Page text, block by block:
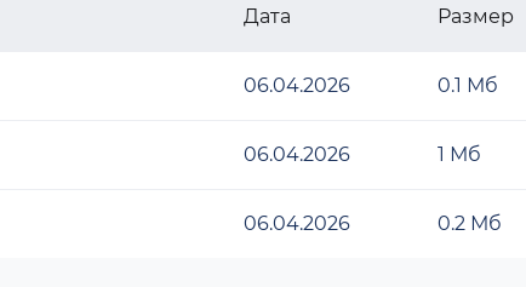
Дата Размер
06.04.2026 0.1 Мб
06.04.2026 1 Мб
06.04.2026 0.2 Мб